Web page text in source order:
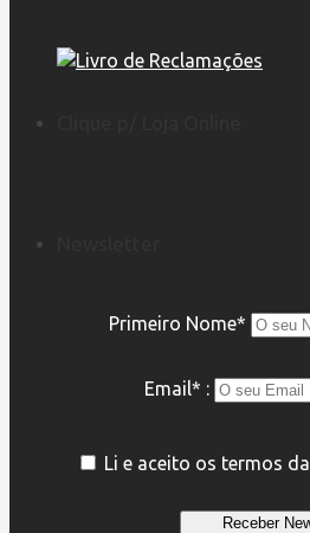
Primeiro Nome*
Email* :
Li e aceito os termos da